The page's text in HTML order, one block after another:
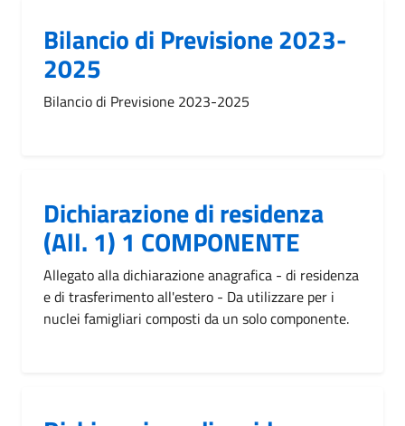
Bilancio di Previsione 2023-
2025
Bilancio di Previsione 2023-2025
Dichiarazione di residenza
(All. 1) 1 COMPONENTE
Allegato alla dichiarazione anagrafica - di residenza
e di trasferimento all'estero - Da utilizzare per i
nuclei famigliari composti da un solo componente.